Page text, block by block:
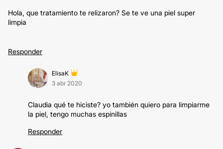
Hola, que tratamiento te relizaron? Se te ve una piel super
limpia
Responder
ElisaK
3 abr 2020
Claudia qué te hiciste? yo también quiero para limpiarme
la piel, tengo muchas espinillas
Responder